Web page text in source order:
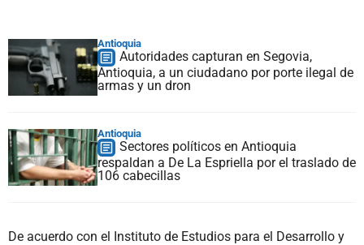
Antioquia
Autoridades capturan en Segovia,
Antioquia, a un ciudadano por porte ilegal de
armas y un dron
Antioquia
Sectores políticos en Antioquia
respaldan a De La Espriella por el traslado de
106 cabecillas
De acuerdo con el Instituto de Estudios para el Desarrollo y